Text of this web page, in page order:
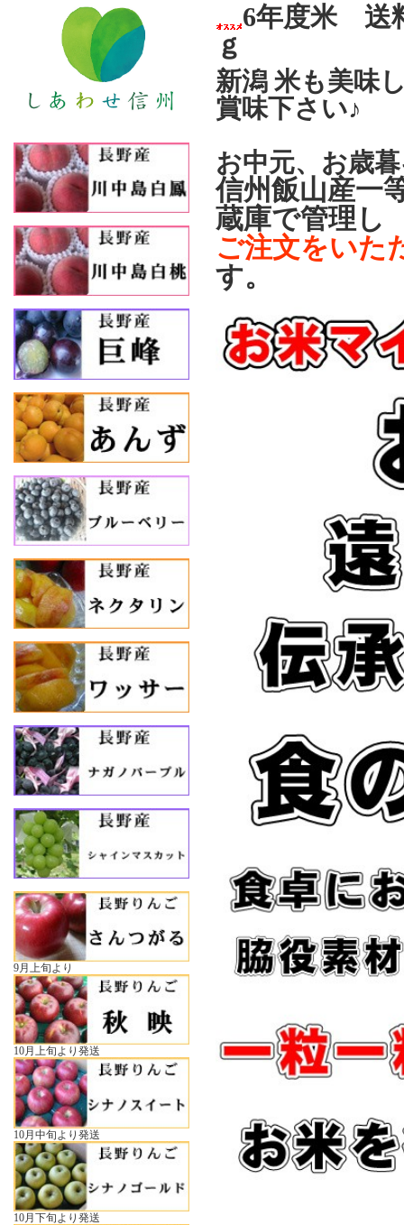
9月上旬より
10月上旬より発送
10月中旬より発送
10月下旬より発送
6年度米 送
ｇ
新潟 米も美味
賞味下さい♪
お中元、お歳
信州飯山産一
蔵庫で管理し
ご注文をいた
す。